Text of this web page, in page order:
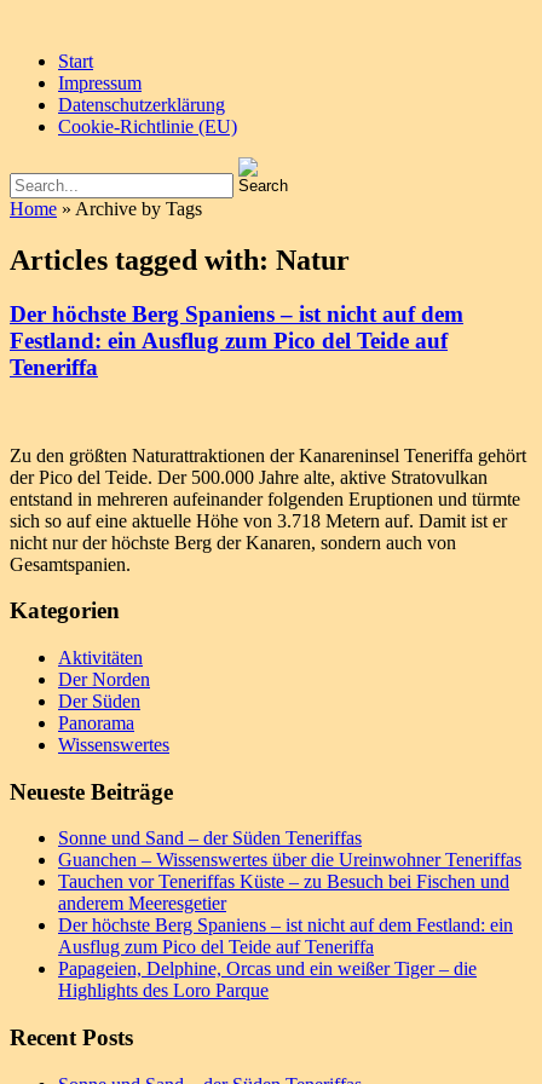
Start
Impressum
Datenschutzerklärung
Cookie-Richtlinie (EU)
Home » Archive by Tags
Articles tagged with: Natur
Der höchste Berg Spaniens – ist nicht auf dem
Festland: ein Ausflug zum Pico del Teide auf
Teneriffa
Zu den größten Naturattraktionen der Kanareninsel Teneriffa gehört
der Pico del Teide. Der 500.000 Jahre alte, aktive Stratovulkan
entstand in mehreren aufeinander folgenden Eruptionen und türmte
sich so auf eine aktuelle Höhe von 3.718 Metern auf. Damit ist er
nicht nur der höchste Berg der Kanaren, sondern auch von
Gesamtspanien.
Kategorien
Aktivitäten
Der Norden
Der Süden
Panorama
Wissenswertes
Neueste Beiträge
Sonne und Sand – der Süden Teneriffas
Guanchen – Wissenswertes über die Ureinwohner Teneriffas
Tauchen vor Teneriffas Küste – zu Besuch bei Fischen und
anderem Meeresgetier
Der höchste Berg Spaniens – ist nicht auf dem Festland: ein
Ausflug zum Pico del Teide auf Teneriffa
Papageien, Delphine, Orcas und ein weißer Tiger – die
Highlights des Loro Parque
Recent Posts